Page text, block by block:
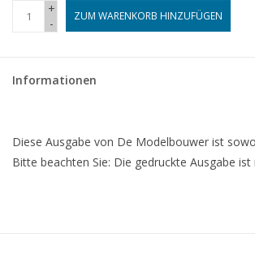
+
-
ZUM WARENKORB HINZUFÜGEN
Informationen
Diese Ausgabe von De Modelbouwer ist
Bitte beachten Sie: Die gedruckte Ausgabe